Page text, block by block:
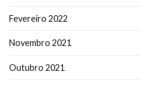
Fevereiro 2022
Novembro 2021
Outubro 2021